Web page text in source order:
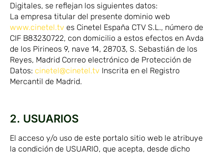
Digitales, se reflejan los siguientes datos:
La empresa titular del presente dominio web
www.cinetel.tv es Cinetel España CTV S.L., número de
CIF B83230722, con domicilio a estos efectos en Avda
de los Pirineos 9, nave 14, 28703, S. Sebastián de los
Reyes, Madrid Correo electrónico de Protección de
Datos: cinetel@cinetel.tv Inscrita en el Registro
Mercantil de Madrid.
2. USUARIOS
El acceso y/o uso de este portalo sitio web le atribuye
la condición de USUARIO, que acepta, desde dicho